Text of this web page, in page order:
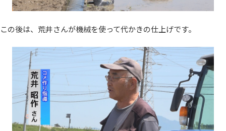
この後は、荒井さんが機械を使って代かきの仕上げです。